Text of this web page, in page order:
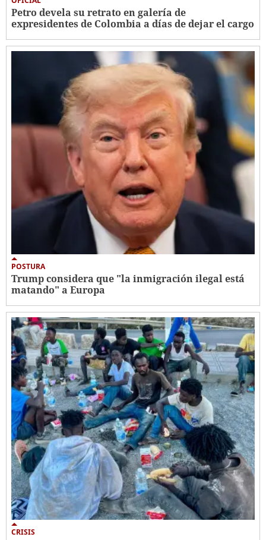
Petro devela su retrato en galería de
expresidentes de Colombia a días de dejar el cargo
POSTURA
Trump considera que "la inmigración ilegal está
matando" a Europa
CRISIS